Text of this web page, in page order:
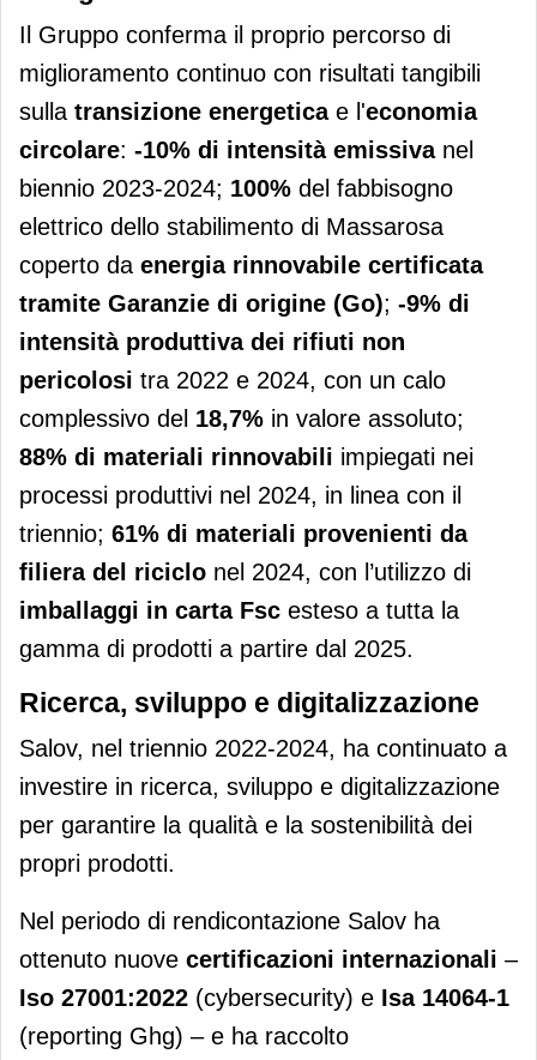
Il Gruppo conferma il proprio percorso di
miglioramento continuo con risultati tangibili
sulla transizione energeticae l'economia
circolare: -10% di intensità emissivanel
biennio 2023-2024; 100% del fabbisogno
elettrico dello stabilimento di Massarosa
coperto da energia rinnovabile certificata
tramite Garanzie di origine (Go); -9% di
intensità produttiva dei rifiuti non
pericolosi tra 2022 e 2024, con un calo
complessivo del 18,7% in valore assoluto;
88% di materiali rinnovabili impiegati nei
processi produttivi nel 2024, in linea con il
triennio; 61% di materiali provenienti da
filiera del riciclo nel 2024, con l’utilizzo di
imballaggi in carta Fsc esteso a tutta la
gamma di prodotti a partire dal 2025.
Ricerca, sviluppo e digitalizzazione
Salov, nel triennio 2022-2024, ha continuato a
investire in ricerca, sviluppo e digitalizzazione
per garantire la qualità e la sostenibilità dei
propri prodotti.
Nel periodo di rendicontazione Salov ha
ottenuto nuove certificazioni internazionali –
Iso 27001:2022 (cybersecurity) e Isa 14064-1
(reporting Ghg) – e ha raccolto